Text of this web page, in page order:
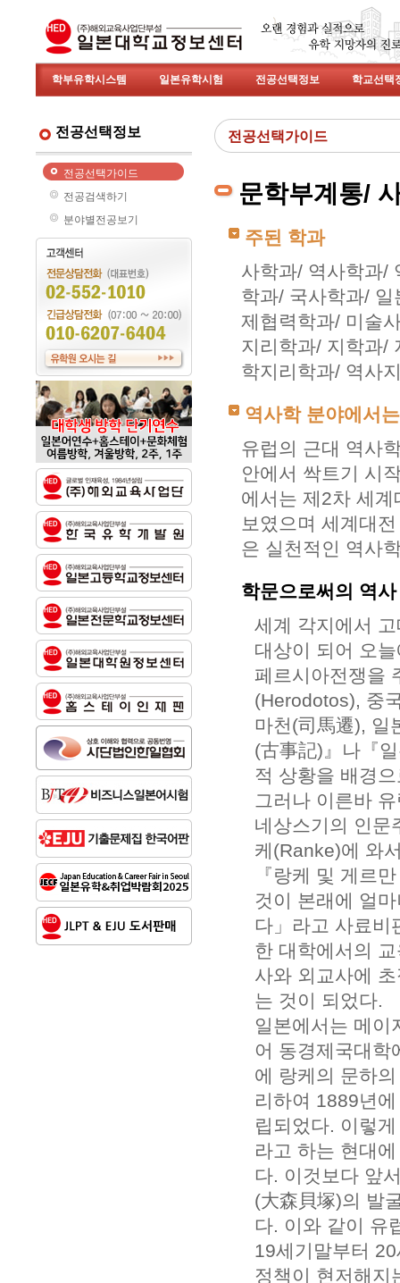
학부유학시스템 일본유학시험 전공선택정보 학교선택
전공선택정보
전공선택가이드
전공검색하기
분야별전공보기
전공선택가이드
문학부계통/
주된 학과
사학과/ 역사학과/
학과/ 국사학과/
제협력학과/ 미술
지리학과/ 지학과/
학지리학과/ 역사
역사학 분야에서
유럽의 근대 역사
안에서 싹트기 시
에서는 제2차 세
보였으며 세계대
은 실천적인 역사
학문으로써의 역
세계 각지에서
대상이 되어 오
페르시아전쟁을
(Herodotos), 중
마천(司馬遷), 일
(古事記)』나『
적 상황을 배경
그러나 이른바
네상스기의 인문
케(Ranke)에 와
『랑케 및 게르
것이 본래에 얼
다」라고 사료비
한 대학에서의
사와 외교사에
는 것이 되었다.
일본에서는 메이
어 동경제국대학
에 랑케의 문하
리하여 1889년
립되었다. 이렇
라고 하는 현대
다. 이것보다 앞
(大森貝塚)의 발
다. 이와 같이 유
19세기말부터
정책이 현저해지